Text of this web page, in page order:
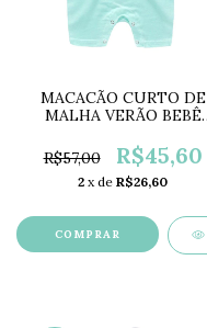
MACACÃO CURTO DE
MALHA VERÃO BEBÊ
R$57,00
R$45,60
2 x de R$26,60
COMPRAR